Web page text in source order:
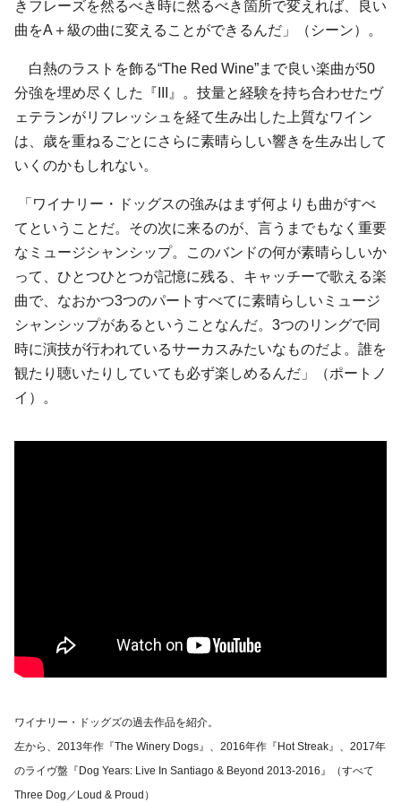
きフレーズを然るべき時に然るべき箇所で変えれば、良い
曲をA＋級の曲に変えることができるんだ」（シーン）。
白熱のラストを飾る“The Red Wine”まで良い楽曲が50
分強を埋め尽くした『III』。技量と経験を持ち合わせたヴ
ェテランがリフレッシュを経て生み出した上質なワイン
は、歳を重ねるごとにさらに素晴らしい響きを生み出して
いくのかもしれない。
「ワイナリー・ドッグスの強みはまず何よりも曲がすべ
てということだ。その次に来るのが、言うまでもなく重要
なミュージシャンシップ。このバンドの何が素晴らしいか
って、ひとつひとつが記憶に残る、キャッチーで歌える楽
曲で、なおかつ3つのパートすべてに素晴らしいミュージ
シャンシップがあるということなんだ。3つのリングで同
時に演技が行われているサーカスみたいなものだよ。誰を
観たり聴いたりしていても必ず楽しめるんだ」（ポートノ
イ）。
ワイナリー・ドッグズの過去作品を紹介。
左から、2013年作『The Winery Dogs』、2016年作『Hot Streak』、2017年
のライヴ盤『Dog Years: Live In Santiago & Beyond 2013-2016』（すべて
Three Dog／Loud & Proud）